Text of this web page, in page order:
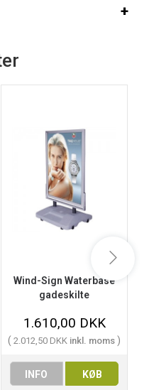
Wind-Sign Waterbase
gadeskilte
1.610,00 DKK
( 2.012,50 DKK inkl. moms )
INFO KØB